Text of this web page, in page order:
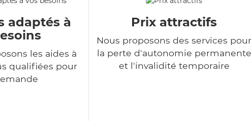
adaptés à
les aides à
qualifiées pour
Prix attractifs
Nous proposons des services pour
la perte d'autonomie permanente
et l'invalidité temporaire